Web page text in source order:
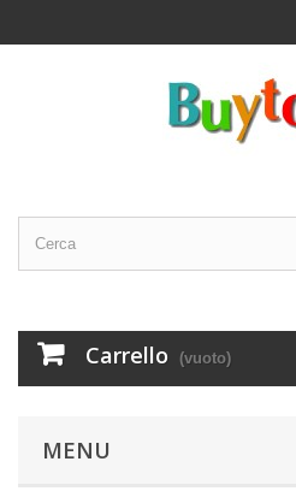
Carrello (vuoto)
MENU